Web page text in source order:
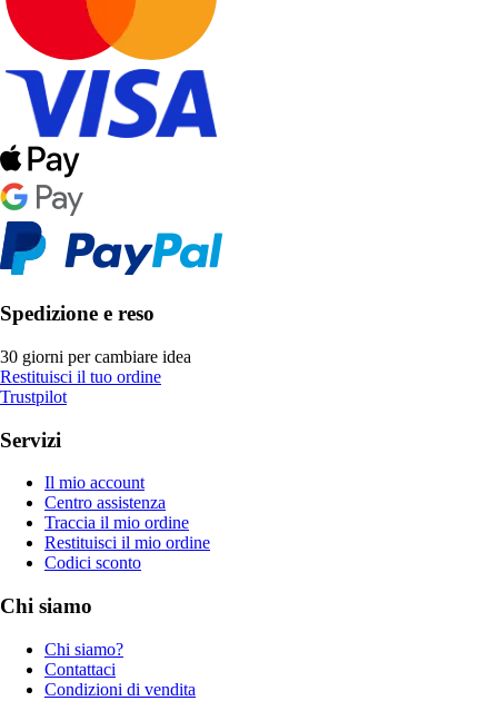
Spedizione e reso
30 giorni per cambiare idea
Restituisci il tuo ordine
Trustpilot
Servizi
Il mio account
Centro assistenza
Traccia il mio ordine
Restituisci il mio ordine
Codici sconto
Chi siamo
Chi siamo?
Contattaci
Condizioni di vendita